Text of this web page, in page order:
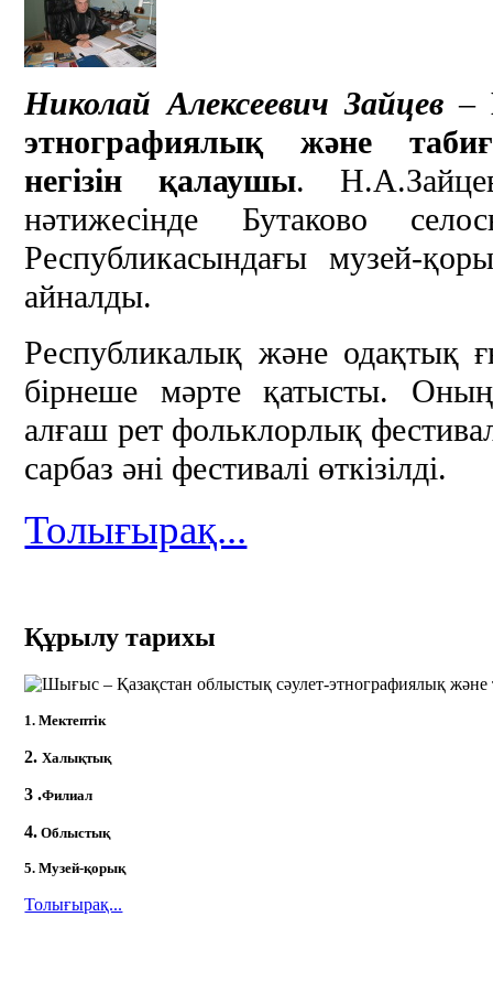
Николай Алексеевич Зайцев–
этнографиялық және
негізін қалаушы.
нәтижесінде Бутаково
Республикасындағы музей-
айналды.
Республикалық және одақтық
бірнеше мәрте қатысты. Оның
алғаш рет фольклорлық
сарбаз әні фестивалі өткізілді.
Толығырақ...
Құрылу тарихы
1. Мектептік
2.Халықтық
3 .Филиал
4. Облыстық
5. Музей-қорық
Толығырақ...